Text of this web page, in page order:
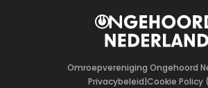
Omroepvereniging Ongehoord
Privacybeleid|Cookie Policy